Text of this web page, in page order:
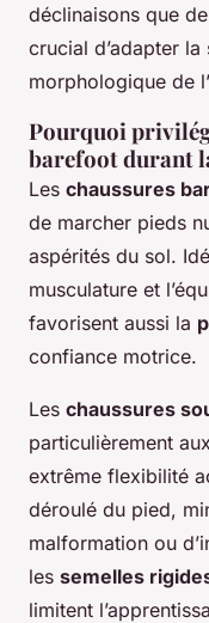
déclinaisons que
crucial d’adapter
morphologique de
Pourquoi
barefoot durant
Les chaussures
de marcher pieds
aspérités du sol.
musculature et
favorisent aussi la
confiance motrice.
Les chaussures
particulièrement
extrême flexibilité
déroulé du pied,
malformation ou
les semelles
limitent